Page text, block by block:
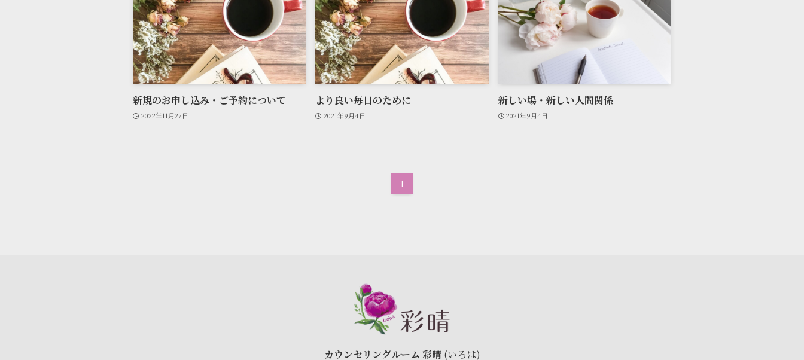
新規のお申し込み・ご予約について
2022年11月27日
より良い毎日のために
2021年9月4日
新しい場・新しい人間関係
2021年9月4日
1
カウンセリングルーム 彩晴 (いろは)